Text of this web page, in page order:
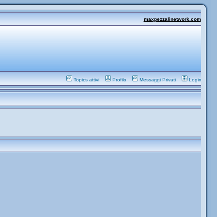
maxpezzalinetwork.com
Topics attivi Profilo Messaggi Privati Login